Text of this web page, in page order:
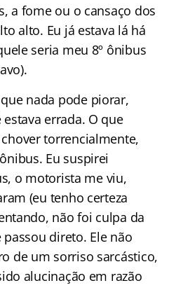
a fome ou o cansaço dos
alto. Eu já estava lá há
seria meu 8º ônibus
nada pode piorar,
errada. O que
torrencialmente,
Eu suspirei
o motorista me viu,
(eu tenho certeza
não foi culpa da
direto. Ele não
de um sorriso sarcástico,
alucinação em razão